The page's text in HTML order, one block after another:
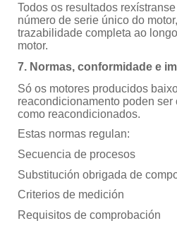
Todos os resultados
número de serie único do
trazabilidade completa ao
motor.
7. Normas, conformidade e
Só os motores producidos
reacondicionamento poden
como reacondicionados.
Estas normas regulan:
Secuencia de procesos
Substitución obrigada de
Criterios de medición
Requisitos de comprobación